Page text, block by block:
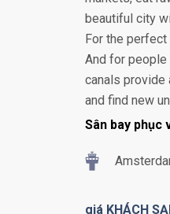
beautiful city
For the perfect
And for people
canals provide
and find new
Sân bay phục
giá KHÁCH